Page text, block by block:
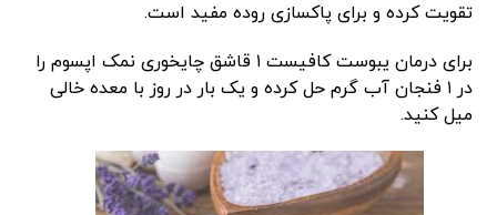
تقویت کرده و برای پاکسازی روده مفید است.
برای درمان یبوست کافیست ۱ قاشق چایخوری نمک اپسوم را
در ۱ فنجان آب گرم حل کرده و یک بار در روز با معده خالی
میل کنید.